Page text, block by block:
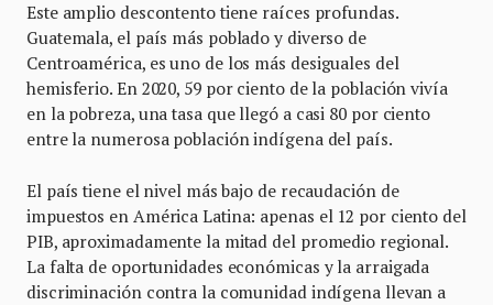
Este amplio descontento tiene raíces profundas.
Guatemala, el país más poblado y diverso de
Centroamérica, es uno de los más desiguales del
hemisferio. En 2020, 59 por ciento de la población vivía
en la pobreza, una tasa que llegó a casi 80 por ciento
entre la numerosa población indígena del país.
El país tiene el nivel más bajo de recaudación de
impuestos en América Latina: apenas el 12 por ciento del
PIB, aproximadamente la mitad del promedio regional.
La falta de oportunidades económicas y la arraigada
discriminación contra la comunidad indígena llevan a